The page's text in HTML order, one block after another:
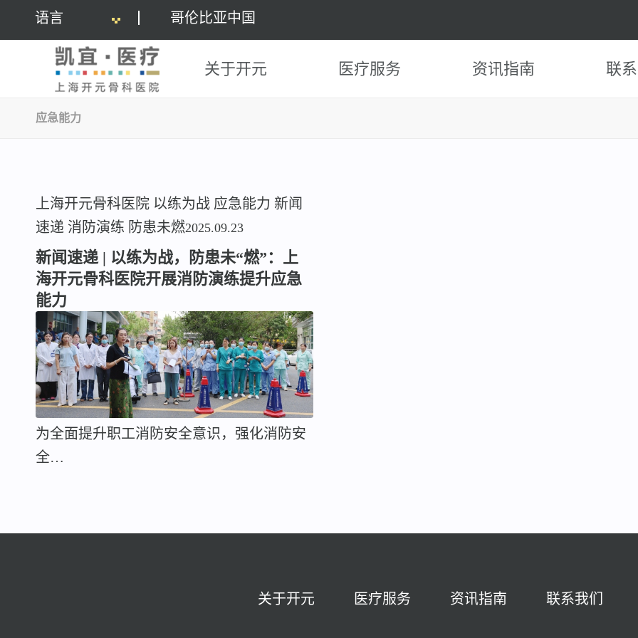
语言 哥伦比亚中国
关于开元 医疗服务 资讯指南 联
应急能力
上海开元骨科医院 以练为战 应急能力 新闻
速递 消防演练 防患未燃2025.09.23
新闻速递 | 以练为战，防患未“燃”：上
海开元骨科医院开展消防演练提升应急
能力
为全面提升职工消防安全意识，强化消防安
全…
关于开元 医疗服务 资讯指南 联系我们